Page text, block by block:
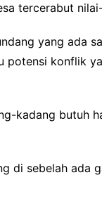
tercerabut
yang ada
potensi konflik
kadang butuh
di sebelah ada